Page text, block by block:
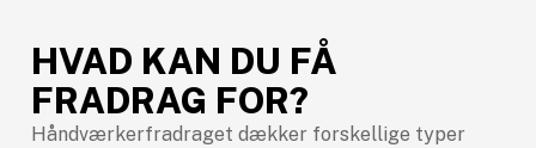
HVAD KAN DU FÅ
FRADRAG FOR?
Håndværkerfradraget dækker forskellige typer